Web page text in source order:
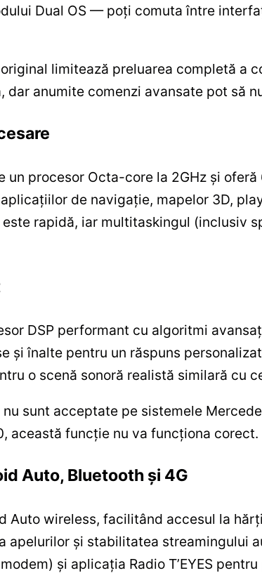
Dual OS — poți comuta între
limitează preluarea completă a
anumite comenzi avansate pot să
un procesor Octa-core la 2GHz și
de navigație, mapelor 3D,
rapidă, iar multitaskingul (inclusiv
DSP performant cu algoritmi
și înalte pentru un răspuns
o scenă sonoră realistă similară cu
sunt acceptate pe sistemele
această funcție nu va funcționa corect.
Auto, Bluetooth și 4G
Auto wireless, facilitând accesul la
apelurilor și stabilitatea streamingului
și aplicația Radio T’EYES